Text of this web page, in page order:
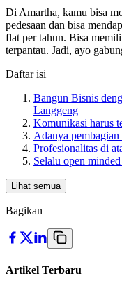
Di Amartha, kamu bisa
pedesaan dan bisa
flat per tahun. Bisa
terpantau. Jadi, ayo
Daftar isi
Bangun Bisnis
Langgeng
Komunikasi harus
Adanya pembagian
Profesionalitas di
Selalu open
Lihat semua
Bagikan
Artikel Terbaru